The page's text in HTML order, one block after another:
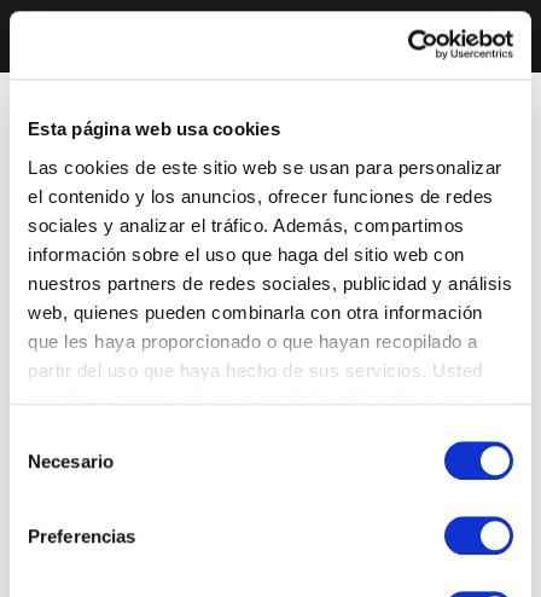
Esta página web usa cookies
Las cookies de este sitio web se usan para personalizar
el contenido y los anuncios, ofrecer funciones de redes
sociales y analizar el tráfico. Además, compartimos
información sobre el uso que haga del sitio web con
nuestros partners de redes sociales, publicidad y análisis
web, quienes pueden combinarla con otra información
que les haya proporcionado o que hayan recopilado a
partir del uso que haya hecho de sus servicios. Usted
Necesario
Preferencias